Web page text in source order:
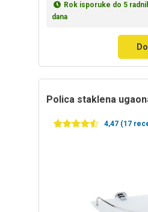
Rok isporuke do 5
dana
polica staklena
4,47 (17